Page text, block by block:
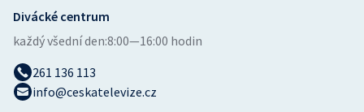
Divácké centrum
každý všední den:8:00—16:00 hodin
261 136 113
info@ceskatelevize.cz